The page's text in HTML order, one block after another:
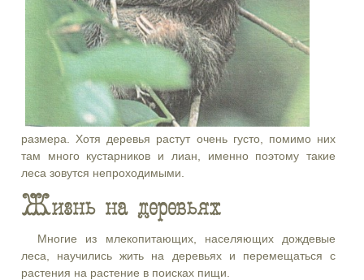
размера. Хотя деревья растут очень густо, помимо них
там много кустарников и лиан, именно поэтому такие
леса зовутся непроходимыми.
Жизнь на деревьях
Многие из млекопитающих, населяющих дождевые
леса, научились жить на деревьях и перемещаться с
растения на растение в поисках пищи.